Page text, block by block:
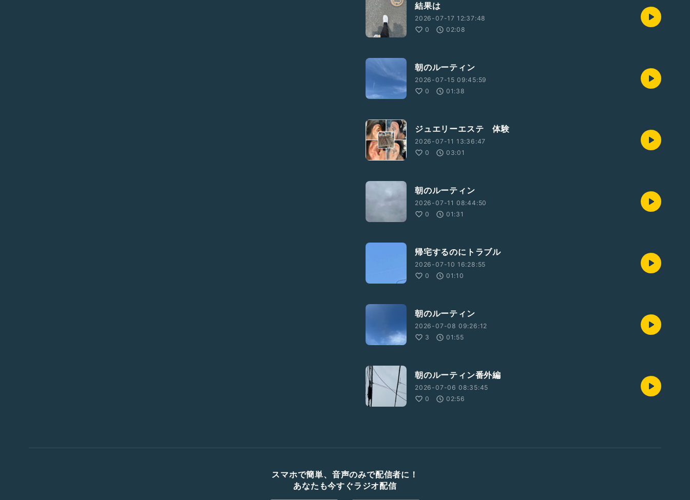
結果は
2026-07-17 12:37:48
0
02:08
朝のルーティン
2026-07-15 09:45:59
0
01:38
ジュエリーエステ 体験
2026-07-11 13:36:47
0
03:01
朝のルーティン
2026-07-11 08:44:50
0
01:31
帰宅するのにトラブル
2026-07-10 16:28:55
0
01:10
朝のルーティン
2026-07-08 09:26:12
3
01:55
朝のルーティン番外編
2026-07-06 08:35:45
0
02:56
スマホで簡単、音声のみで配信者に！
あなたも今すぐラジオ配信